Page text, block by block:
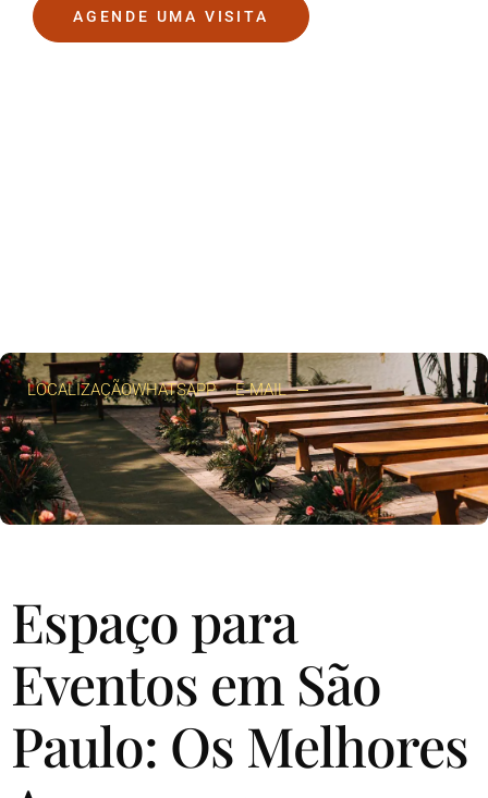
AGENDE UMA VISITA
LOCALIZAÇÃOWHATSAPP E-MAIL
Espaço para
Eventos em São
Paulo: Os Melhores